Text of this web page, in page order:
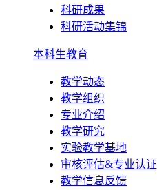
科研成果
科研活动集锦
本科生教育
教学动态
教学组织
专业介绍
教学研究
实验教学基地
审核评估&专业认证
教学信息反馈